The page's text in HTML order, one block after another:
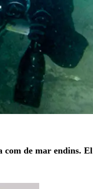
com de mar endins.